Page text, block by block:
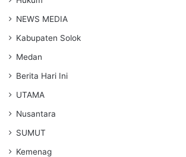
NEWS MEDIA
Kabupaten Solok
Medan
Berita Hari Ini
UTAMA
Nusantara
SUMUT
Kemenag